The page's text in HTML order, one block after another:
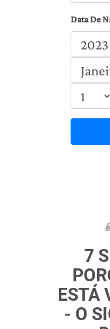
Data De
7
ESTÁ
- O